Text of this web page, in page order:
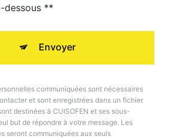
dessous **
Envoyer
communiquées sont nécessaires
et sont enregistrées dans un fichier
destinées à CUISOFEN et ses sous-
but de répondre à votre message. Les
seront communiquées aux seuls